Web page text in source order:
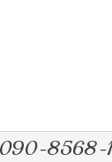
090-8568-